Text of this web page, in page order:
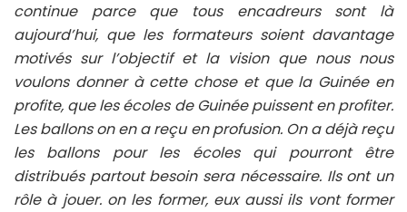
continue parce que tous encadreurs sont là
aujourd’hui, que les formateurs soient davantage
motivés sur l’objectif et la vision que nous nous
voulons donner à cette chose et que la Guinée en
profite, que les écoles de Guinée puissent en profiter.
Les ballons on en a reçu en profusion. On a déjà reçu
les ballons pour les écoles qui pourront être
distribués partout besoin sera nécessaire. Ils ont un
rôle à jouer. on les former, eux aussi ils vont former